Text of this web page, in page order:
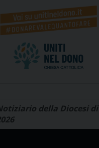
della Diocesi